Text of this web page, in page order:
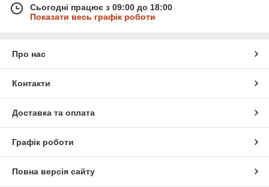
Сьогодні працює з 09:00 до 18:00
Показати весь графік роботи
Про нас
Контакти
Доставка та оплата
Графік роботи
Повна версія сайту